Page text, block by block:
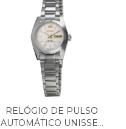
RELÓGIO DE PULSO
AUTOMÁTICO UNISSEX